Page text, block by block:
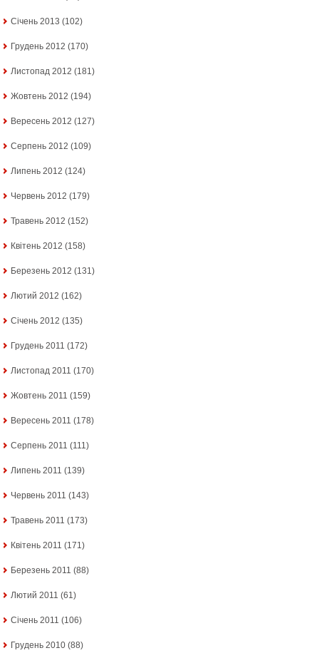
Січень 2013 (102)
Грудень 2012 (170)
Листопад 2012 (181)
Жовтень 2012 (194)
Вересень 2012 (127)
Серпень 2012 (109)
Липень 2012 (124)
Червень 2012 (179)
Травень 2012 (152)
Квітень 2012 (158)
Березень 2012 (131)
Лютий 2012 (162)
Січень 2012 (135)
Грудень 2011 (172)
Листопад 2011 (170)
Жовтень 2011 (159)
Вересень 2011 (178)
Серпень 2011 (111)
Липень 2011 (139)
Червень 2011 (143)
Травень 2011 (173)
Квітень 2011 (171)
Березень 2011 (88)
Лютий 2011 (61)
Січень 2011 (106)
Грудень 2010 (88)